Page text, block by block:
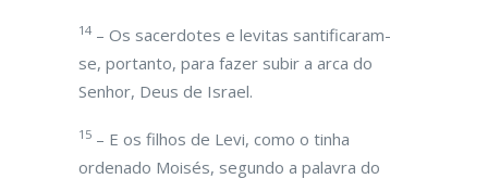
14 – Os sacerdotes e levitas santificaram-
se, portanto, para fazer subir a arca do
Senhor, Deus de Israel.
15 – E os filhos de Levi, como o tinha
ordenado Moisés, segundo a palavra do